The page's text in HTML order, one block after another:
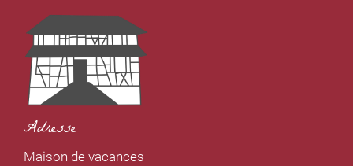
Adresse
Maison de vacances